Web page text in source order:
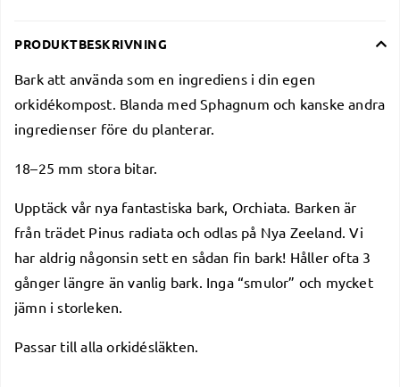
PRODUKTBESKRIVNING
Bark att använda som en ingrediens i din egen
orkidékompost. Blanda med Sphagnum och kanske andra
ingredienser före du planterar.
18–25 mm stora bitar.
Upptäck vår nya fantastiska bark, Orchiata. Barken är
från trädet Pinus radiata och odlas på Nya Zeeland. Vi
har aldrig någonsin sett en sådan fin bark! Håller ofta 3
gånger längre än vanlig bark. Inga “smulor” och mycket
jämn i storleken.
Passar till alla orkidésläkten.